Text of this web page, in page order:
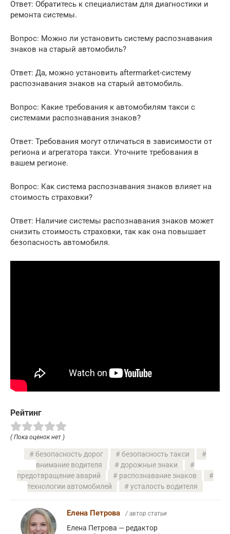
Ответ: Обратитесь к специалистам для диагностики и
ремонта системы.
Вопрос: Можно ли установить систему распознавания
знаков на старый автомобиль?
Ответ: Да, можно установить aftermarket-систему
распознавания знаков на старый автомобиль.
Вопрос: Какие требования к автомобилям такси с
системами распознавания знаков?
Ответ: Требования могут отличаться в зависимости от
региона и агрегатора такси. Уточните требования в
вашем регионе.
Вопрос: Как система распознавания знаков влияет на
стоимость страховки?
Ответ: Наличие системы распознавания знаков может
снизить стоимость страховки, так как она повышает
безопасность автомобиля.
Рейтинг
( Пока оценок нет )
безопасность дорог
безопасность такси
внимание водителя
дорожные знаки
предотвращение аварий
распознавание знаков
технологии автомобилей
усталость водителя
Елена Петрова / автор статьи
Елена Петрова — редактор